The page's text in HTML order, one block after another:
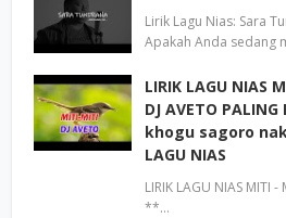
Lirik Lagu Nias: Sara
Apakah Anda sedang
LIRIK LAGU NIAS
DJ AVETO PALING
khogu sagoro
LAGU NIAS
LIRIK LAGU NIAS MITI
**…